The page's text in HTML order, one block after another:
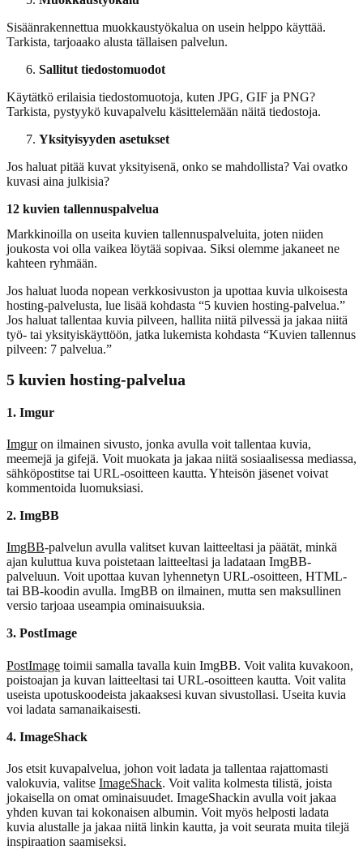
Sisäänrakennettua muokkaustyökalua on usein helppo käyttää.
Tarkista, tarjoaako alusta tällaisen palvelun.
Sallitut tiedostomuodot
Käytätkö erilaisia tiedostomuotoja, kuten JPG, GIF ja PNG?
Tarkista, pystyykö kuvapalvelu käsittelemään näitä tiedostoja.
Yksityisyyden asetukset
Jos haluat pitää kuvat yksityisenä, onko se mahdollista? Vai ovatko
kuvasi aina julkisia?
12 kuvien tallennuspalvelua
Markkinoilla on useita kuvien tallennuspalveluita, joten niiden
joukosta voi olla vaikea löytää sopivaa. Siksi olemme jakaneet ne
kahteen ryhmään.
Jos haluat luoda nopean verkkosivuston ja upottaa kuvia ulkoisesta
hosting-palvelusta, lue lisää kohdasta “5 kuvien hosting-palvelua.”
Jos haluat tallentaa kuvia pilveen, hallita niitä pilvessä ja jakaa niitä
työ- tai yksityiskäyttöön, jatka lukemista kohdasta “Kuvien tallennus
pilveen: 7 palvelua.”
5 kuvien hosting-palvelua
1. Imgur
Imguron ilmainen sivusto, jonka avulla voit tallentaa kuvia,
meemejä ja gifejä. Voit muokata ja jakaa niitä sosiaalisessa mediassa,
sähköpostitse tai URL-osoitteen kautta. Yhteisön jäsenet voivat
kommentoida luomuksiasi.
2. ImgBB
ImgBB-palvelun avulla valitset kuvan laitteeltasi ja päätät, minkä
ajan kuluttua kuva poistetaan laitteeltasi ja ladataan ImgBB-
palveluun. Voit upottaa kuvan lyhennetyn URL-osoitteen, HTML-
tai BB-koodin avulla. ImgBB on ilmainen, mutta sen maksullinen
versio tarjoaa useampia ominaisuuksia.
3. PostImage
PostImage toimii samalla tavalla kuin ImgBB. Voit valita kuvakoon,
poistoajan ja kuvan laitteeltasi tai URL-osoitteen kautta. Voit valita
useista upotuskoodeista jakaaksesi kuvan sivustollasi. Useita kuvia
voi ladata samanaikaisesti.
4. ImageShack
Jos etsit kuvapalvelua, johon voit ladata ja tallentaa rajattomasti
valokuvia, valitse ImageShack. Voit valita kolmesta tilistä, joista
jokaisella on omat ominaisuudet. ImageShackin avulla voit jakaa
yhden kuvan tai kokonaisen albumin. Voit myös helposti ladata
kuvia alustalle ja jakaa niitä linkin kautta, ja voit seurata muita tilejä
inspiraation saamiseksi.